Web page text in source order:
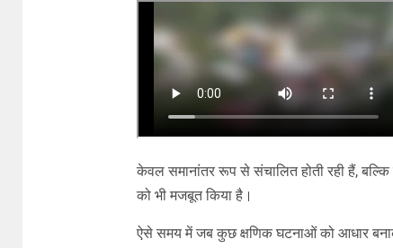
केवल समानांतर रूप से संचालित होती रही हैं,
को भी मजबूत किया है।
ऐसे समय में जब कुछ क्षणिक घटनाओं को आधार